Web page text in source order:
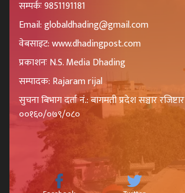
सम्पर्कः 9851191181
Email: globaldhading@gmail.com
वेबसाइट: www.dhadingpost.com
प्रकाशनः N.S. Media Dhading
सम्पादक: Rajaram rijal
सुचना बिभाग दर्ता नं.: बागमती प्रदेश सञ्चार रजिष्टार
००१६०/०७९/०८०